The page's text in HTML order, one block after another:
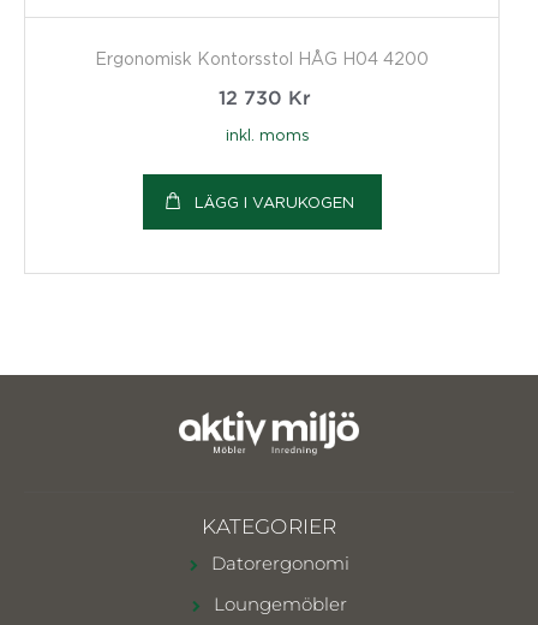
Ergonomisk Kontorsstol HÅG H04 4200
12 730 Kr
inkl. moms
LÄGG I VARUKOGEN
KATEGORIER
Datorergonomi
Loungemöbler